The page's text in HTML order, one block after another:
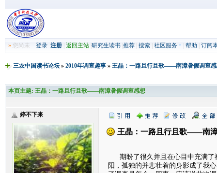
»您尚未 登录 注册| 返回主站| 研究生读书| 推荐| 搜索| 社区服务 帮助 订阅
三农中国读书论坛» 2010年调查趣事» 王晶：一路且行且歌——南漳暑假调查
本页主题: 王晶：一路且行且歌——南漳暑假调查感想
婷不下来
王晶：一路且行且歌——南
期盼了很久并且在心目中充满了
阳，孤独的并悲壮着的身影成了我